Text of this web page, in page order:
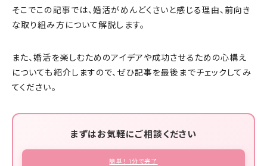
そこでこの記事では、婚活がめんどくさいと感じる理由、前向き
な取り組み方について解説します。
また、婚活を楽しむためのアイデアや成功させるための心構え
についても紹介しますので、ぜひ記事を最後までチェックしてみ
てください。
まずはお気軽にご相談ください
簡単！ 1分で完了